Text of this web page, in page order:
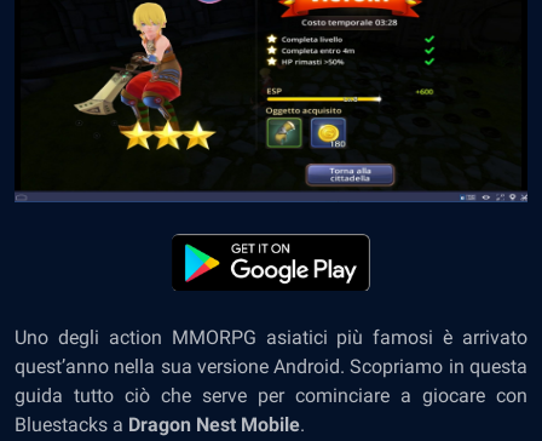
Uno degli action MMORPG asiatici più famosi è arrivato
quest’anno nella sua versione Android. Scopriamo in questa
guida tutto ciò che serve per cominciare a giocare con
Bluestacks a Dragon Nest Mobile.